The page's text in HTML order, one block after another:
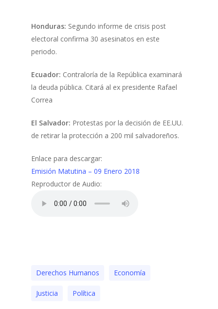
Honduras: Segundo informe de crisis post
electoral confirma 30 asesinatos en este
periodo.
Ecuador: Contraloría de la República examinará
la deuda pública. Citará al ex presidente Rafael
Correa
El Salvador: Protestas por la decisión de EE.UU.
de retirar la protección a 200 mil salvadoreños.
Enlace para descargar:
Emisión Matutina – 09 Enero 2018
Reproductor de Audio:
Derechos Humanos Economía
Justicia Polí­tica